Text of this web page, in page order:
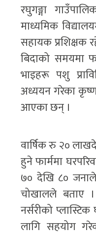
रघुगङ्गा
माध्यमिक
सहायक प्रशिक्षक
बिदाको समयमा
भाइहरू पशु
अध्ययन गरेका
आएका छन् ।
वार्षिक रु २०
हुने फार्ममा
७० देखि ८० जनाले
चोखालले बताए
नर्सरीको
लागि सहयोग